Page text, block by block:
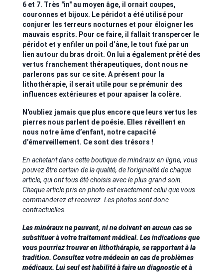
6 et 7. Très "in" au moyen âge, il ornait coupes,
couronnes et bijoux. Le péridot a été utilisé pour
conjurer les terreurs nocturnes et pour éloigner les
mauvais esprits. Pour ce faire, il fallait transpercer le
péridot et y enfiler un poil d’âne, le tout fixé par un
lien autour du bras droit. On lui a également prêté des
vertus franchement thérapeutiques, dont nous ne
parlerons pas sur ce site. A présent pour la
lithothérapie, il serait utile pour se prémunir des
influences extérieures et pour apaiser la colère.
N'oubliez jamais que plus encore que leurs vertus les
pierres nous parlent de poésie. Elles réveillent en
nous notre âme d’enfant, notre capacité
d’émerveillement. Ce sont des trésors !
En achetant dans cette boutique de minéraux en ligne, vous
pouvez être certain de la qualité, de l’originalité de chaque
article, qui ont tous été choisis avec le plus grand soin.
Chaque article pris en photo est exactement celui que vous
commanderez et recevrez. Les photos sont donc
contractuelles.
Les minéraux ne peuvent, ni ne doivent en aucun cas se
substituer à votre traitement médical. Les indications que
vous pourriez trouver en lithothérapie, se rapportent à la
tradition. Consultez votre médecin en cas de problèmes
médicaux. Lui seul est habilité à faire un diagnostic et à